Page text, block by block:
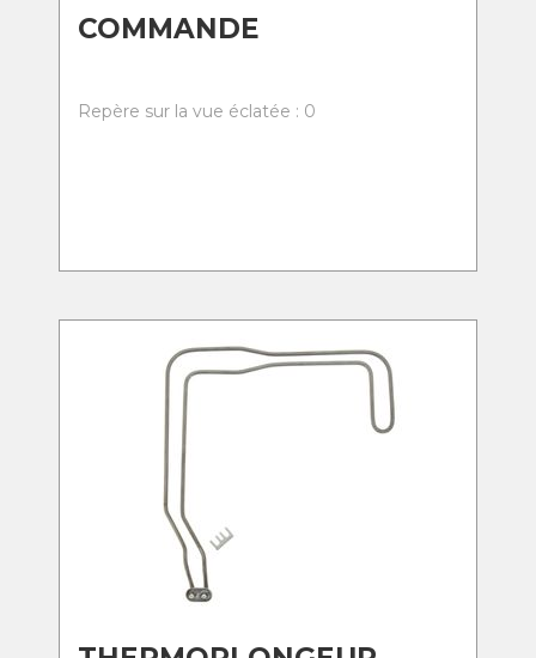
COMMANDE
Repère sur la vue éclatée : 0